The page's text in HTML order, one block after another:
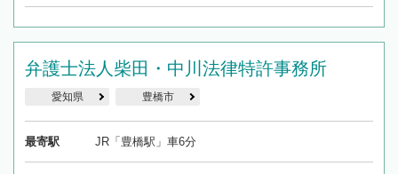
弁護士法人柴田・中川法律特許事務所
愛知県 豊橋市
最寄駅 JR「豊橋駅」車6分